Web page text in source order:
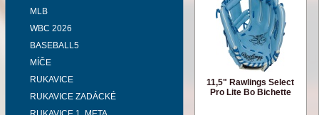
MLB
WBC 2026
BASEBALL5
MÍČE
RUKAVICE
RUKAVICE ZADÁCKÉ
11,5" Rawlings Select
Pro Lite Bo Bichette